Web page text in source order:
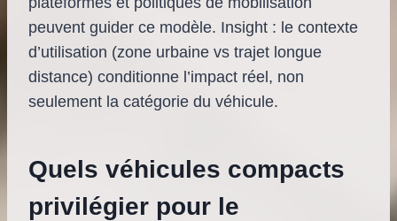
peuvent guider ce modèle. Insight : le contexte
d’utilisation (zone urbaine vs trajet longue
distance) conditionne l’impact réel, non
seulement la catégorie du véhicule.
Quels véhicules compacts
privilégier pour le